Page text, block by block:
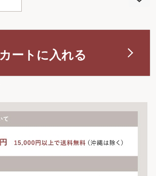
カートに入れる